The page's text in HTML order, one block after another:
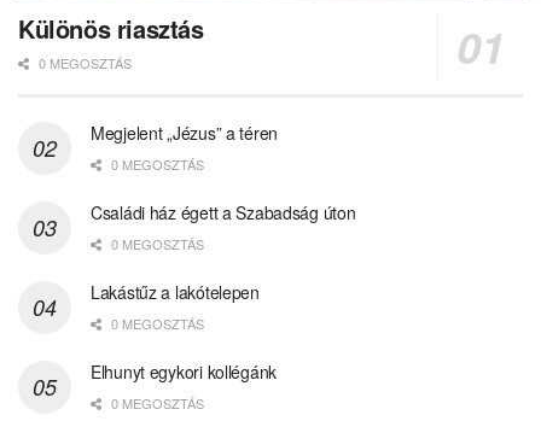
Különös riasztás
0 MEGOSZTÁS
Megjelent „Jézus” a téren
0 MEGOSZTÁS
Családi ház égett a Szabadság úton
0 MEGOSZTÁS
Lakástűz a lakótelepen
0 MEGOSZTÁS
Elhunyt egykori kollégánk
0 MEGOSZTÁS